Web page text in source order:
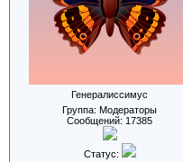
Генералиссимус
Группа: Модераторы
Сообщений: 17385
Статус: